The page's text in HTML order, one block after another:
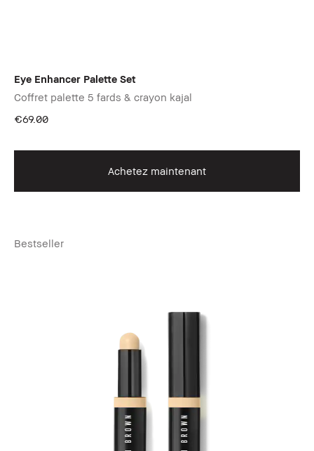
Eye Enhancer Palette Set
Coffret palette 5 fards & crayon kajal
€69.00
Achetez maintenant
Bestseller